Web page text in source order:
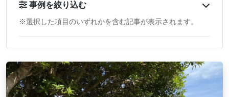
事例を絞り込む
※選択した項目のいずれかを含む記事が表示されます。